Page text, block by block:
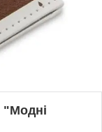
"Модні